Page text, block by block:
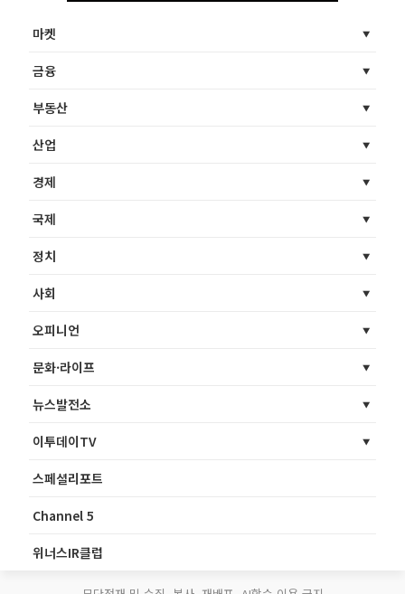
마켓
금융
부동산
산업
경제
국제
정치
사회
오피니언
문화·라이프
뉴스발전소
이투데이TV
스페셜리포트
Channel 5
위너스IR클럽